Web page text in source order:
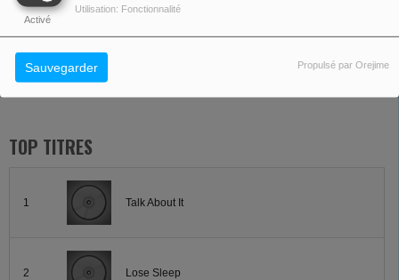
Activé
Utilisation: Fonctionnalité
Sauvegarder Propulsé par Orejime
De ces collaborations vont sortir plus d’une vingtaine d’ouvrages, vendus à ce
Lire la suite
TOP TITRES
1 Talk About It
2 Lose Sleep